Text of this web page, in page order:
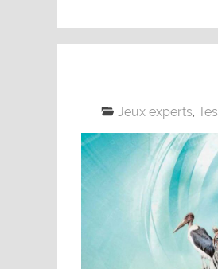
Jeux experts